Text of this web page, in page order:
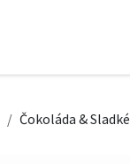
Čokoláda & Sladké